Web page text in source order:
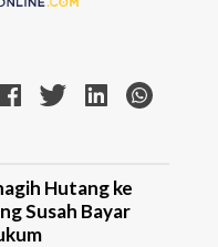
Hutang ke
Susah Bayar